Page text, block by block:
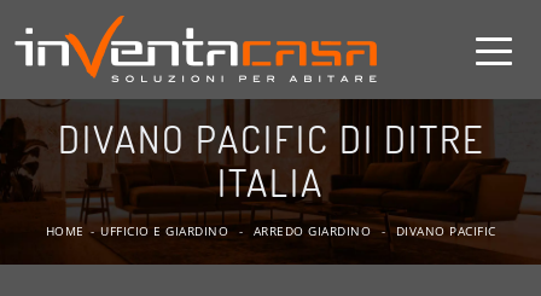
DIVANO PACIFIC DI DITRE
ITALIA
HOME - UFFICIO E GIARDINO - ARREDO GIARDINO - DIVANO PACIFIC